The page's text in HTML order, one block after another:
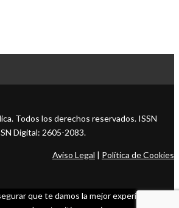
Todos los derechos reservados. ISSN
Digital: 2605-2083.
Aviso Legal | Política de Cookies
que te damos la mejor experiencia en